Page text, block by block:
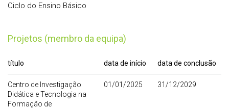
Ciclo do Ensino Básico
Projetos (membro da equipa)
título data de início data de conclusão
Centro de Investigação
Didática e Tecnologia na
Formação de
01/01/2025 31/12/2029